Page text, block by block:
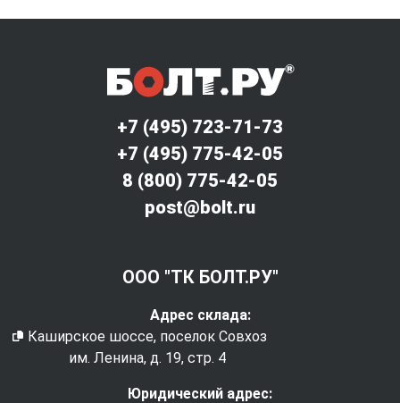
+7 (495) 723-71-73
+7 (495) 775-42-05
8 (800) 775-42-05
post@bolt.ru
ООО "ТК БОЛТ.РУ"
Адрес склада:
Каширское шоссе, поселок Совхоз
им. Ленина, д. 19, стр. 4
Юридический адрес: